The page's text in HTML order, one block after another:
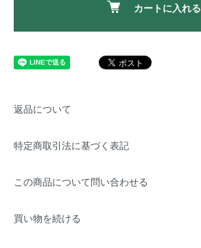
カートに入れる
返品について
特定商取引法に基づく表記
この商品について問い合わせる
買い物を続ける